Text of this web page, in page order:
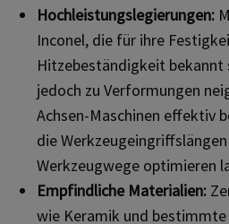
Hochleistungslegierungen:
Inconel, die für ihre
Hitzebeständigkeit bekannt
jedoch zu Verformungen
Achsen-Maschinen effektiv
die
Werkzeugwege optimieren
Empfindliche Materialien:
wie Keramik und